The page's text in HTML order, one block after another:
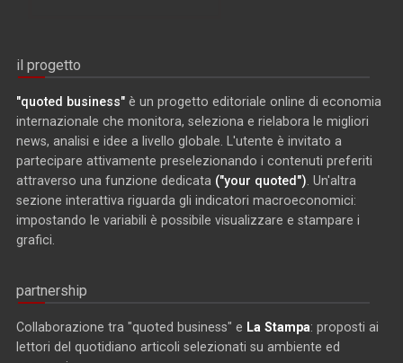
il progetto
"quoted business" è un progetto editoriale online di economia
internazionale che monitora, seleziona e rielabora le migliori
news, analisi e idee a livello globale. L'utente è invitato a
partecipare attivamente preselezionando i contenuti preferiti
attraverso una funzione dedicata ("your quoted") . Un'altra
sezione interattiva riguarda gli indicatori macroeconomici:
impostando le variabili è possibile visualizzare e stampare i
grafici.
partnership
Collaborazione tra "quoted business" e La Stampa: proposti ai
lettori del quotidiano articoli selezionati su ambiente ed